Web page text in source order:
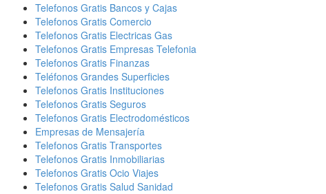
Telefonos Gratis Bancos y Cajas
Telefonos Gratis Comercio
Telefonos Gratis Electricas Gas
Telefonos Gratis Empresas Telefonia
Telefonos Gratis Finanzas
Teléfonos Grandes Superficies
Telefonos Gratis Instituciones
Telefonos Gratis Seguros
Telefonos Gratis Electrodomésticos
Empresas de Mensajería
Telefonos Gratis Transportes
Telefonos Gratis Inmobiliarias
Telefonos Gratis Ocio Viajes
Telefonos Gratis Salud Sanidad